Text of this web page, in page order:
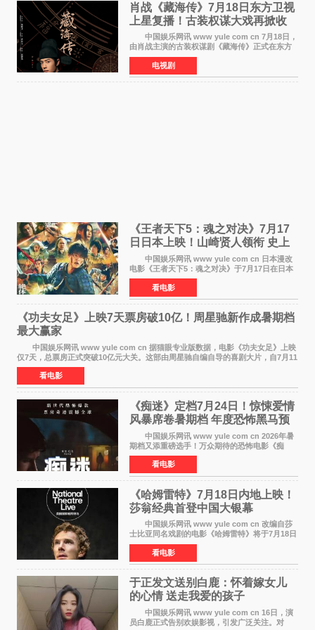
肖战《藏海传》7月18日东方卫视
上星复播！古装权谋大戏再掀收
视热潮
中国娱乐网讯 www yule com cn 7月18日，
由肖战主演的古装权谋剧《藏海传》正式在东方
卫视上星复播，引发广泛关注。该剧此前已在网
络平台播出，凭借精良制作和紧凑剧情收获不俗
口碑，此次上
电视剧
《王者天下5：魂之对决》7月17
日日本上映！山崎贤人领衔 史上
最大“函谷关防卫战”
中国娱乐网讯 www yule com cn 日本漫改
电影《王者天下5：魂之对决》于7月17日在日本
全国上映。这部由佐藤信介执导、山崎贤人主演
的历史动作片，改编自原泰久同名人气漫画，继
续讲述信和漂
看电影
《功夫女足》上映7天票房破10亿！周星驰新作成暑期档
最大赢家
中国娱乐网讯 www yule com cn 据猫眼专业版数据，电影《功夫女足》上映
仅7天，总票房正式突破10亿元大关。这部由周星驰自编自导的喜剧大片，自7月11
日公映以来便展现出惊人的市场统治力。
看电影
《痴迷》定档7月24日！惊悚爱情
风暴席卷暑期档 年度恐怖黑马预
中国娱乐网讯 www yule com cn 2026年暑
期档又添重磅选手！万众期待的恐怖电影《痴
迷》今日正式官宣定档，将于7月24日登陆内地各
大院线。这部被业内专家誉为新世代爆款恐怖电
影的作品，将为
看电影
《哈姆雷特》7月18日内地上映！
莎翁经典首登中国大银幕
中国娱乐网讯 www yule com cn 改编自莎
士比亚同名戏剧的电影《哈姆雷特》将于7月18日
在中国内地上映。这部跨越四百年的文学经典被
搬上大银幕，为观众带来一场视觉与听觉的双重
盛宴。 《
看电影
于正发文送别白鹿：怀着嫁女儿
的心情 送走我爱的孩子
中国娱乐网讯 www yule com cn 16日，演
员白鹿正式告别欢娱影视，引发广泛关注。对